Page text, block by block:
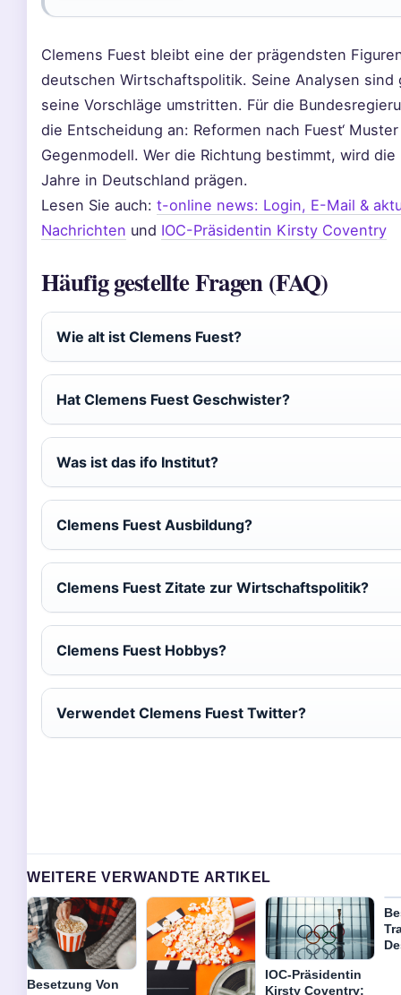
Clemens Fuest bleibt eine der prägendsten
deutschen Wirtschaftspolitik. Seine Analysen sind
seine Vorschläge umstritten. Für die
die Entscheidung an: Reformen nach Fuest‘
Gegenmodell. Wer die Richtung bestimmt, wird
Jahre in Deutschland prägen.
Lesen Sie auch: t-online news: Login, E-Mail &
Nachrichten und IOC-Präsidentin Kirsty Coventry
Häufig gestellte Fragen (FAQ)
Wie alt ist Clemens Fuest?
Hat Clemens Fuest Geschwister?
Was ist das ifo Institut?
Clemens Fuest Ausbildung?
Clemens Fuest Zitate zur Wirtschaftspolitik?
Clemens Fuest Hobbys?
Verwendet Clemens Fuest Twitter?
WEITERE VERWANDTE ARTIKEL
Besetzung Von
IOC-Präsidentin
Kirsty Coventry: